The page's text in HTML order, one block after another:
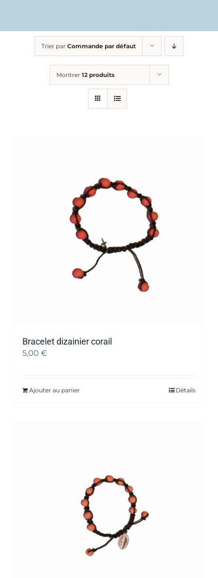
Trier par Commande par défaut
Montrer 12 produits
Bracelet dizainier corail
5,00 €
Ajouter au panier Détails